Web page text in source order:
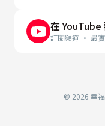
在 YouTube
訂閱頻道 · 最
© 2026 幸